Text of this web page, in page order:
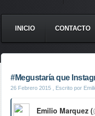
INICIO CONTACTO
#Megustaría que
26 Febrero 2015 , Escrito por
Emilio Marquez (